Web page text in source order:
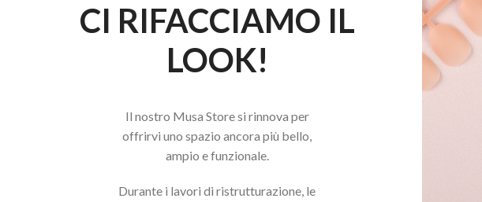
CI RIFACCIAMO IL
LOOK!
Il nostro Musa Store si rinnova per
offrirvi uno spazio ancora più bello,
ampio e funzionale.
Durante i lavori di ristrutturazione, le